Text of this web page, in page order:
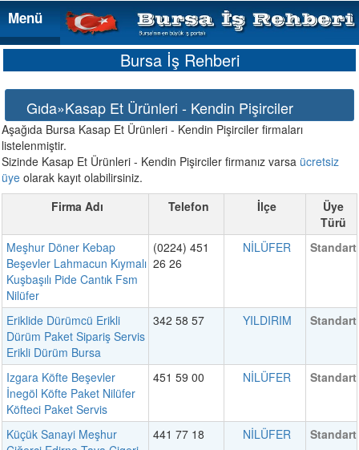
Menü
Menü
Bursa İş Rehberi
Gıda»Kasap Et Ürünleri - Kendin Pişirciler
Aşağıda Bursa Kasap Et Ürünleri - Kendin Pişirciler firmaları
listelenmiştir.
Sizinde Kasap Et Ürünleri - Kendin Pişirciler firmanız varsa ücretsiz
üye olarak kayıt olabilirsiniz.
Firma Adı
Telefon İlçe
Üye
Türü
Meşhur Döner Kebap
Beşevler Lahmacun Kıymalı
Kuşbaşılı Pide Cantık Fsm
Nilüfer
(0224) 451
26 26
NİLÜFER Standart
Eriklide Dürümcü Erikli
Dürüm Paket Sipariş Servis
Erikli Dürüm Bursa
342 58 57 YILDIRIM Standart
Izgara Köfte Beşevler
İnegöl Köfte Paket Nilüfer
Köfteci Paket Servis
451 59 00 NİLÜFER Standart
Küçük Sanayi Meşhur
441 77 18 NİLÜFER Standart